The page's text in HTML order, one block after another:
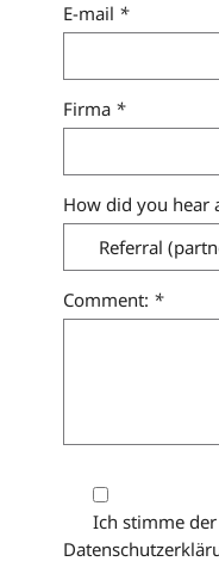
E-mail *
Firma *
How did you hear
Comment: *
Ich stimme der